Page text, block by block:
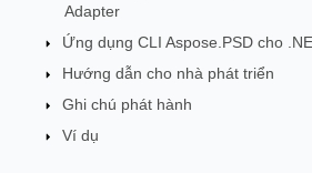
Adapter
Ứng dụng CLI Aspose.PSD cho
Hướng dẫn cho nhà phát triển
Ghi chú phát hành
Ví dụ